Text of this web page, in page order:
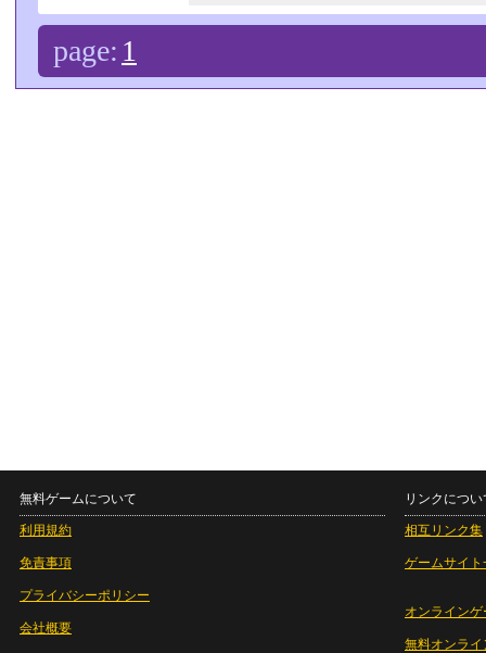
page: 1
無料ゲームについて
利用規約
免責事項
プライバシーポリシー
会社概要
リンクについ
相互リンク集
ゲームサイト
オンラインゲ
無料オンライ